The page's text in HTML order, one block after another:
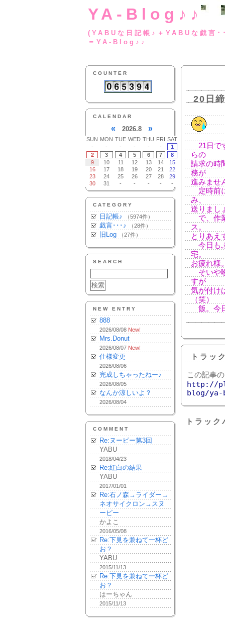
YA-Blog♪♪
(YABUな日記帳♪
＝YA-Blog♪♪
COUNTER
CALENDAR
« 2026.8 »
SUN MON TUE WED THU FRI SAT
-
- - - - -
1
2
3 4 5 6 7
8
9
10 11 12 13 14
15
16
17 18 19 20 21
22
23
24 25 26 27 28
29
30
31 - - - - -
CATEGORY
日記帳♪ （5974件）
戯言･･･♪ （28件）
旧Log （27件）
SEARCH
NEW ENTRY
888
2026/08/08 New!
Mrs.Donut
2026/08/07 New!
仕様変更
2026/08/06
完成しちゃったねー♪
2026/08/05
なんか涼しいよ？
2026/08/04
COMMENT
Re:ヌーピー第3回
YABU
2018/04/23
Re:紅白の結果
YABU
2017/01/01
Re:石ノ森→ライダー→
ネオサイクロン→スヌ
ーピー
かよこ
2016/05/08
Re:下見を兼ねて一杯ど
お？
YABU
2015/11/13
Re:下見を兼ねて一杯ど
お？
はーちゃん
2015/11/13
20日
21日で
らの
請求の時
務が
進みませ
定時前
み、
送りまし
で、作
ス。
とりあえ
今日も
宅。
お疲れ様
そいや
すが
気が付け
（笑）
飯。今
トラッ
この記事
http://
blog/ya-
トラッ